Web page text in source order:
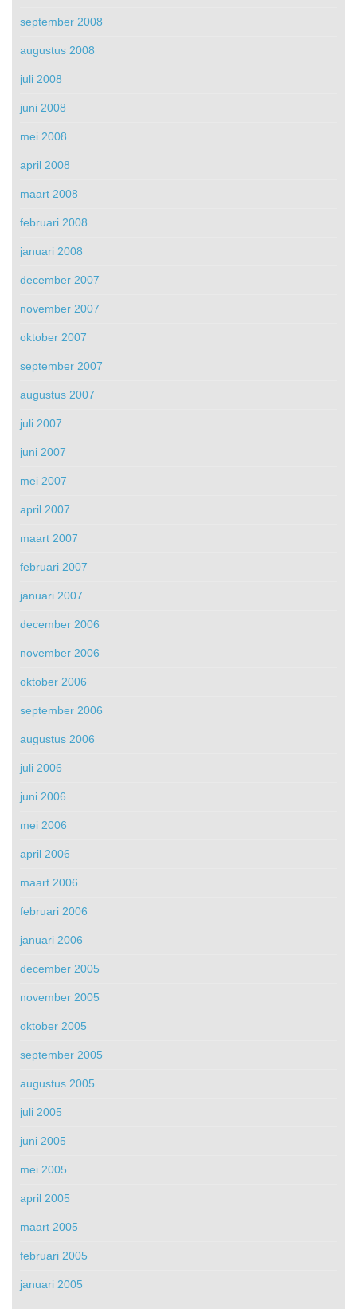
september 2008
augustus 2008
juli 2008
juni 2008
mei 2008
april 2008
maart 2008
februari 2008
januari 2008
december 2007
november 2007
oktober 2007
september 2007
augustus 2007
juli 2007
juni 2007
mei 2007
april 2007
maart 2007
februari 2007
januari 2007
december 2006
november 2006
oktober 2006
september 2006
augustus 2006
juli 2006
juni 2006
mei 2006
april 2006
maart 2006
februari 2006
januari 2006
december 2005
november 2005
oktober 2005
september 2005
augustus 2005
juli 2005
juni 2005
mei 2005
april 2005
maart 2005
februari 2005
januari 2005